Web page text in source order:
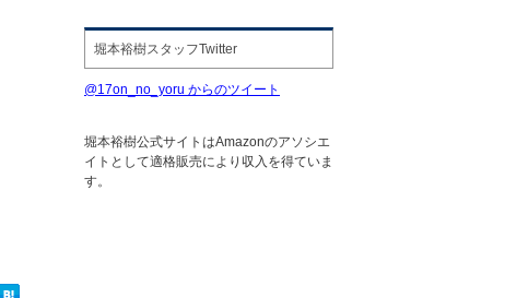
堀本裕樹スタッフTwitter
@17on_no_yoru からのツイート
堀本裕樹公式サイトはAmazonのアソシエ
イトとして適格販売により収入を得ていま
す。